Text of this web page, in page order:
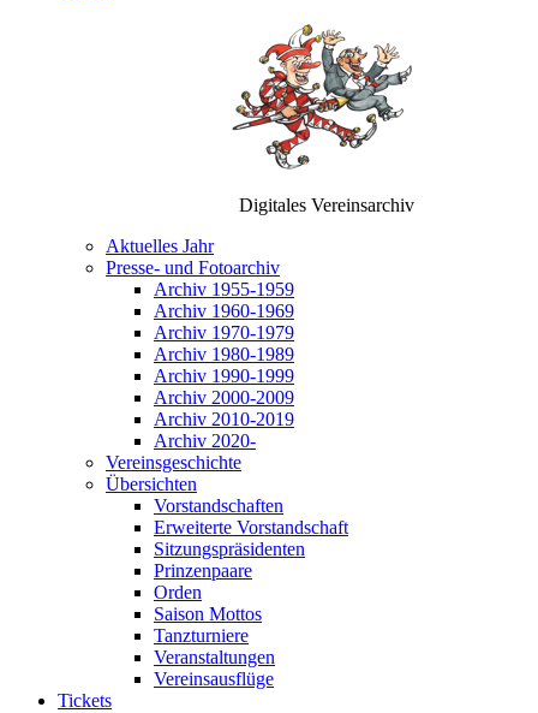
Digitales Vereinsarchiv
Aktuelles Jahr
Presse- und Fotoarchiv
Archiv 1955-1959
Archiv 1960-1969
Archiv 1970-1979
Archiv 1980-1989
Archiv 1990-1999
Archiv 2000-2009
Archiv 2010-2019
Archiv 2020-
Vereinsgeschichte
Übersichten
Vorstandschaften
Erweiterte Vorstandschaft
Sitzungspräsidenten
Prinzenpaare
Orden
Saison Mottos
Tanzturniere
Veranstaltungen
Vereinsausflüge
Tickets